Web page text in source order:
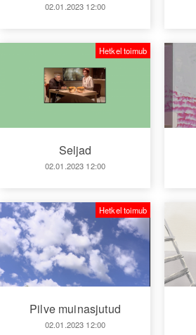
02.01.2023 12:00
Seljad
02.01.2023 12:00
Hetkel toimub
Pilve muinasjutud
02.01.2023 12:00
Hetkel toimub